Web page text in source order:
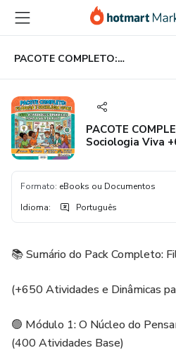
para
conteúdo
principal
para
pagamento
para
rodapé
PACOTE COMPLETO: Filosofia e Sociologia Viva +650 Atividades e Dinâmicas para Sala de Aula
PACOTE
Sociologia Viva
Formato: eBooks ou Documentos
Idioma: Português
📚 Sumário do Pack Completo:
(+650 Atividades e Dinâmicas
🟢 Módulo 1: O Núcleo do
(400 Atividades Base)